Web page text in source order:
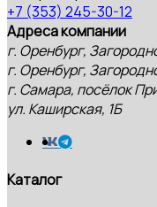
+7 (353) 245-30-12
Адреса компании
г. Оренбург,
г. Оренбург,
г. Самара, посёлок
ул. Каширская, 1Б
Каталог